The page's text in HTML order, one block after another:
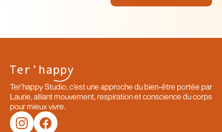
Toutes nos actualités
Ter’happy Studio, c’est une approche du bien-être portée par
Laurie, alliant mouvement, respiration et conscience du corps
pour mieux vivre.